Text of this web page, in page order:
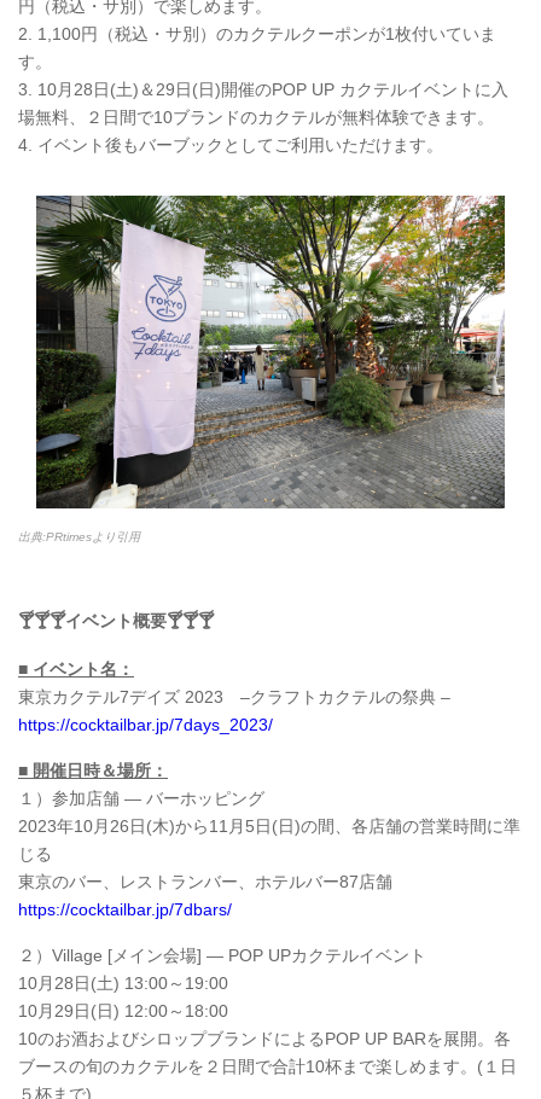
円（税込・サ別）で楽しめます。
2. 1,100円（税込・サ別）のカクテルクーポンが1枚付いていま
す。
3. 10月28日(土)＆29日(日)開催のPOP UP カクテルイベントに入
場無料、２日間で10ブランドのカクテルが無料体験できます。
4. イベント後もバーブックとしてご利用いただけます。
出典:PRtimesより引用
🍸🍸🍸イベント概要🍸🍸🍸
■ イベント名：
東京カクテル7デイズ 2023 –クラフトカクテルの祭典 –
https://cocktailbar.jp/7days_2023/
■ 開催日時＆場所：
１）参加店舗 ― バーホッピング
2023年10月26日(木)から11月5日(日)の間、各店舗の営業時間に準
じる
東京のバー、レストランバー、ホテルバー87店舗
https://cocktailbar.jp/7dbars/
２）Village [メイン会場] ― POP UPカクテルイベント
10月28日(土) 13:00～19:00
10月29日(日) 12:00～18:00
10のお酒およびシロップブランドによるPOP UP BARを展開。各
ブースの旬のカクテルを２日間で合計10杯まで楽しめます。(１日
５杯まで)